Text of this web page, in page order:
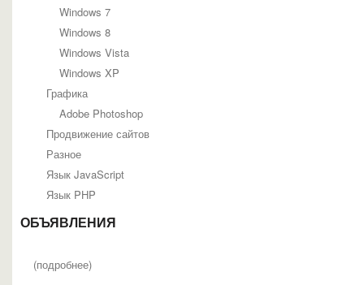
Windows 7
Windows 8
Windows Vista
Windows XP
Графика
Adobe Photoshop
Продвижение сайтов
Разное
Язык JavaScript
Язык PHP
ОБЪЯВЛЕНИЯ
(подробнее)